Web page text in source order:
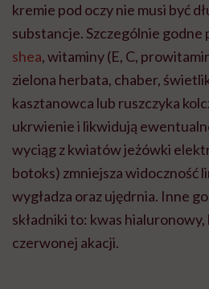
kremie pod oczy nie musi być
substancje. Szczególnie godne
shea, witaminy (E, C,
zielona herbata, chaber,
kasztanowca lub ruszczyka
ukrwienie i likwidują
wyciąg z kwiatów jeżówki
botoks) zmniejsza widoczność
wygładza oraz ujędrnia. Inne
składniki to: kwas
czerwonej akacji.